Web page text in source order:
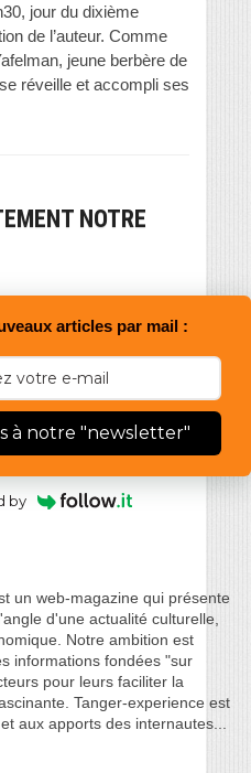
jour du dixième
de l’auteur. Comme
jeune berbère de
réveille et accompli ses
NOTRE
articles par mail :
à notre "newsletter"
by
un web-magazine qui présente
d'une actualité culturelle,
Notre ambition est
informations fondées "sur
pour leurs faciliter la
Tanger-experience est
aux apports des internautes...